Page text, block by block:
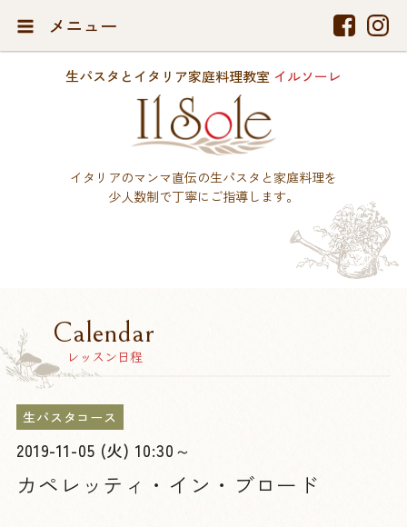
メニュー
生パスタとイタリア家庭料理教室 イルソーレ
イタリアのマンマ直伝の生パスタと家庭料理を
少人数制で丁寧にご指導します。
Calendar
レッスン日程
生パスタコース
2019-11-05 (火) 10:30～
カペレッティ・イン・ブロード